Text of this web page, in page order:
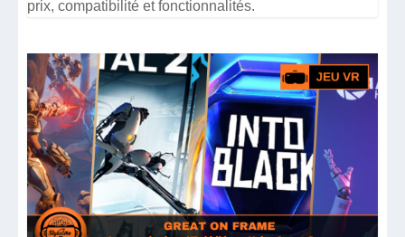
prix, compatibilité et fonctionnalités.